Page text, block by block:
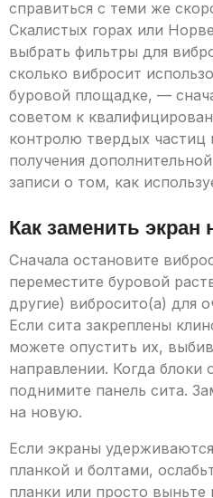
справиться с теми же
Скалистых горах или
выбрать фильтры для
сколько вибросит
буровой площадке, —
советом к
контролю твердых частиц
получения
записи о том, как
Как заменить экран
Сначала остановите
переместите буровой
другие) вибросито(а) для
Если сита закреплены
можете опустить их,
направлении. Когда блоки
поднимите панель сита.
на новую.
Если экраны
планкой и болтами,
планки или просто